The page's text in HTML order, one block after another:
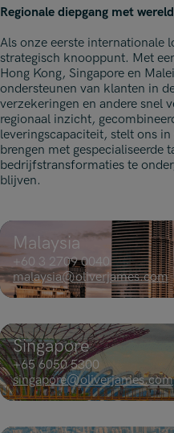
Regionale diepgang met
Als onze eerste internationale
strategisch knooppunt. Met
Hong Kong, Singapore en
ondersteunen van klanten in
verzekeringen en andere snel
regionaal inzicht,
leveringscapaciteit, stelt ons
brengen met gespecialiseerde
bedrijfstransformaties te
blijven.
Malaysia
+60 3 2709 0040
malaysia@oliverjames.com
Singapore
+65 6050 5300
singapore@oliverjames.com